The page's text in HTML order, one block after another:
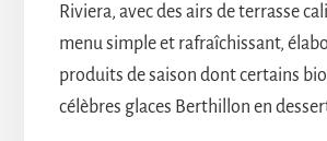
Riviera, avec des airs de terrasse
menu simple et rafraîchissant,
produits de saison dont certains
célèbres glaces Berthillon en